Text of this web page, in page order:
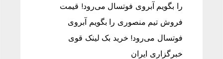
را بگویم آبروی فوتسال می‌رود! قیمت
فروش تیم منصوری را بگویم آبروی
فوتسال می‌رود! خرید بک لینک قوی
خبرگزاری ایران